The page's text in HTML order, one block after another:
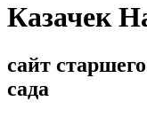
Казачек
сайт
сада